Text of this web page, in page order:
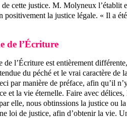
cette justice. M. Molyneux
positivement la justice légale. « Il a
de l’Écriture
l’Écriture est entièrement
du péché et le vrai caractère
par manière de préface, afin qu’il
et la vie éternelle. Faire avec
elle, nous obtinssions la justice ou
loi de justice, afin d’obtenir la vie.